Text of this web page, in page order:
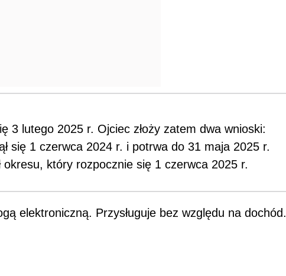
3 lutego 2025 r. Ojciec złoży zatem dwa wnioski:
się 1 czerwca 2024 r. i potrwa do 31 maja 2025 r.
okresu, który rozpocznie się 1 czerwca 2025 r.
elektroniczną. Przysługuje bez względu na dochód.